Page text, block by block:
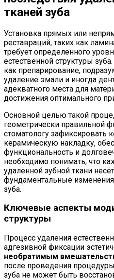
тканей зуба
Установка прямых или
реставраций, таких как
требует определённого
естественной структуры
как препарирование,
удаление эмали и иногда
адекватного места для
достижения оптимального
Основной целью такой
геометрически правильной
стоматологу зафиксировать
керамическую накладку,
функциональность и
необходимо понимать, что
удалённой зубной ткани
фундаментальные
зуба.
Ключевые аспекты
структуры
Процесс удаления
адгезивной фиксации
необратимым
после проведения
зуба не может быть